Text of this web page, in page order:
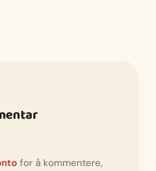
for å kommentere,